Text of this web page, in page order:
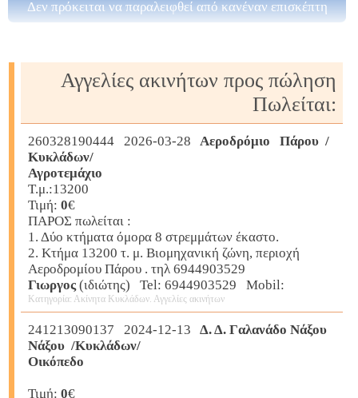
Δεν πρόκειται να παραλειφθεί από κανέναν επισκέπτη
Αγγελίες ακινήτων προς πώληση
Πωλείται:
260328190444 2026-03-28
Αεροδρόμιο Πάρου /
Κυκλάδων/
Αγροτεμάχιο
Τ.μ.:13200
Τιμή: 0€
ΠΑΡΟΣ πωλείται :
1. Δύο κτήματα όμορα 8 στρεμμάτων έκαστο.
2. Κτήμα 13200 τ. μ. Βιομηχανική ζώνη, περιοχή
Αεροδρομίου Πάρου . τηλ 6944903529
Γιωργος(ιδιώτης) Tel: 6944903529 Mobil:
Κατηγορία: Ακίνητα Κυκλάδων. Αγγελίες ακινήτων
241213090137 2024-12-13
Δ. Δ. Γαλανάδο Νάξου
Νάξου /Κυκλάδων/
Οικόπεδο
Τιμή: 0€